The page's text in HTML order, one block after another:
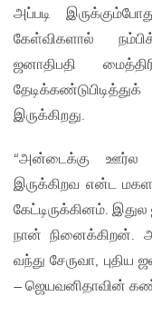
அப்படி
கேள்விகளால்
ஜனாதிபதி
இருக்கிறது.
“அன்டைக்கு ஊர்ல
இருக்கிறவ என்ட
கேட்டிருக்கினம்.
நான் நினைக்கிறன்.
வந்து சேருவா, புதிய
– ஜெயவனிதாவின்